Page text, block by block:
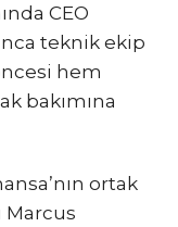
CEO
teknik ekip
hem
bakımına
ortak
Marcus